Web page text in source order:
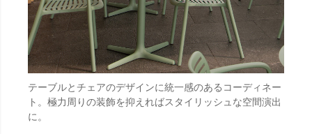
テーブルとチェアのデザインに統一感のあるコーディネー
ト。極力周りの装飾を抑えればスタイリッシュな空間演出
に。